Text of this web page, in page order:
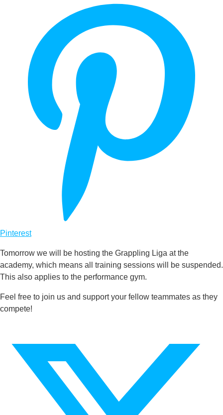
Pinterest
Tomorrow we will be hosting the Grappling Liga at the
academy, which means all training sessions will be suspended.
This also applies to the performance gym.
Feel free to join us and support your fellow teammates as they
compete!